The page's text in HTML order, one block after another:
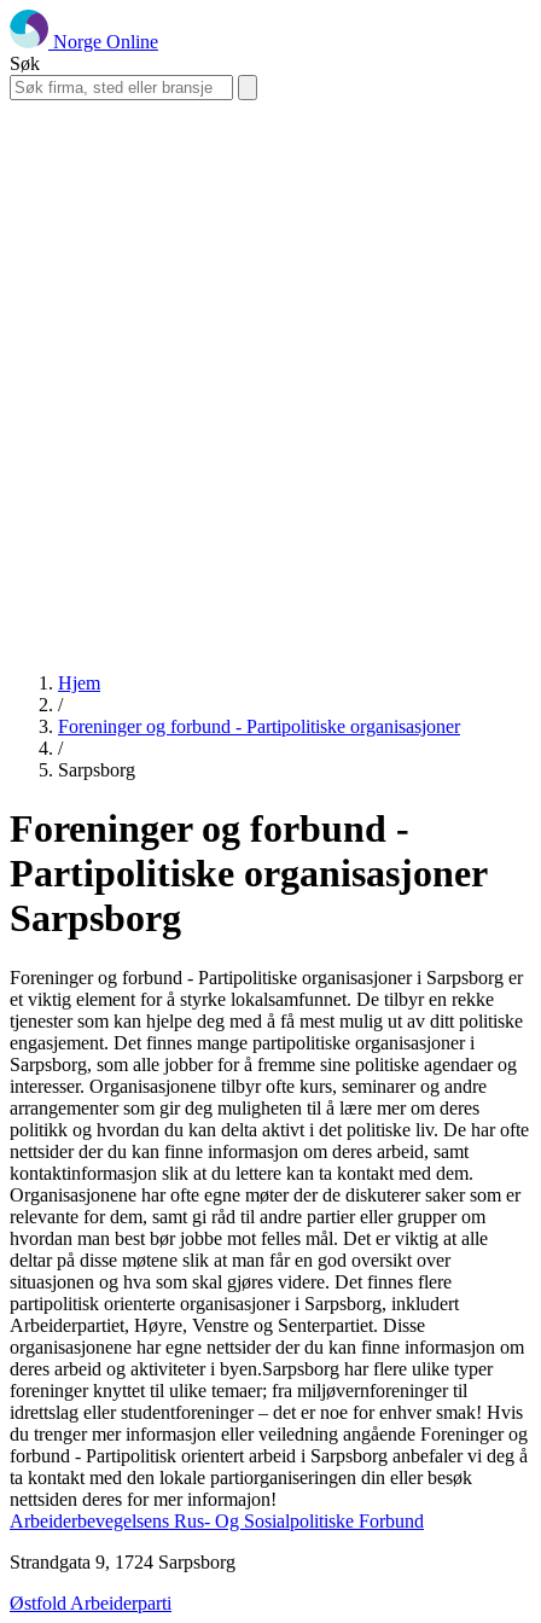
Norge Online
Søk
Hjem
/
Foreninger og forbund - Partipolitiske organisasjoner
/
Sarpsborg
Foreninger og forbund -
Partipolitiske organisasjoner
Sarpsborg
Foreninger og forbund - Partipolitiske organisasjoner i Sarpsborg er
et viktig element for å styrke lokalsamfunnet. De tilbyr en rekke
tjenester som kan hjelpe deg med å få mest mulig ut av ditt politiske
engasjement. Det finnes mange partipolitiske organisasjoner i
Sarpsborg, som alle jobber for å fremme sine politiske agendaer og
interesser. Organisasjonene tilbyr ofte kurs, seminarer og andre
arrangementer som gir deg muligheten til å lære mer om deres
politikk og hvordan du kan delta aktivt i det politiske liv. De har ofte
nettsider der du kan finne informasjon om deres arbeid, samt
kontaktinformasjon slik at du lettere kan ta kontakt med dem.
Organisasjonene har ofte egne møter der de diskuterer saker som er
relevante for dem, samt gi råd til andre partier eller grupper om
hvordan man best bør jobbe mot felles mål. Det er viktig at alle
deltar på disse møtene slik at man får en god oversikt over
situasjonen og hva som skal gjøres videre. Det finnes flere
partipolitisk orienterte organisasjoner i Sarpsborg, inkludert
Arbeiderpartiet, Høyre, Venstre og Senterpartiet. Disse
organisasjonene har egne nettsider der du kan finne informasjon om
deres arbeid og aktiviteter i byen.Sarpsborg har flere ulike typer
foreninger knyttet til ulike temaer; fra miljøvernforeninger til
idrettslag eller studentforeninger – det er noe for enhver smak! Hvis
du trenger mer informasjon eller veiledning angående Foreninger og
forbund - Partipolitisk orientert arbeid i Sarpsborg anbefaler vi deg å
ta kontakt med den lokale partiorganiseringen din eller besøk
nettsiden deres for mer informajon!
Arbeiderbevegelsens Rus- Og Sosialpolitiske Forbund
Strandgata 9, 1724 Sarpsborg
Østfold Arbeiderparti